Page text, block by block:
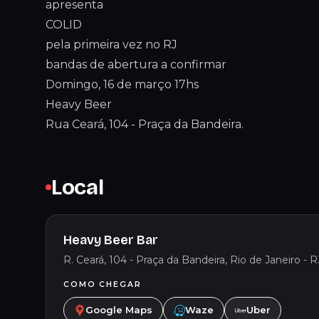
apresenta
COLID
pela primeira vez no RJ
bandas de abertura a confirmar
Domingo, 16 de março 17hs
Heavy Beer
Rua Ceará, 104 - Praça da Bandeira.
Local
Heavy Beer Bar
R. Ceará, 104 - Praça da Bandeira, Rio de Janeiro -
COMO CHEGAR
Google Maps Waze Uber